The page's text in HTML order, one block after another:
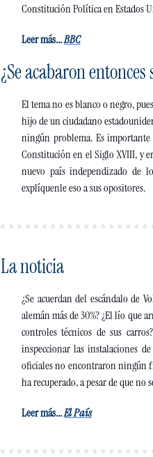
Constitución Política en Estados
Leer más... BBC
¿Se acabaron
El tema no es blanco o negro,
hijo de un ciudadano
ningún problema. Es
Constitución en el Siglo XVIII, y
nuevo país independizado de
explíquenle eso a sus opositores.
La noticia
¿Se acuerdan del escándalo de
alemán más de 30%? ¿El lío que
controles técnicos de sus
inspeccionar las instalaciones
oficiales no encontraron ningún
ha recuperado, a pesar de que no
Leer más... El País